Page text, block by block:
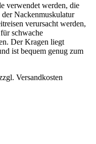
verwendet werden, die
Nackenmuskulatur
verursacht werden,
schwache
Der Kragen liegt
ist bequem genug zum
Versandkosten